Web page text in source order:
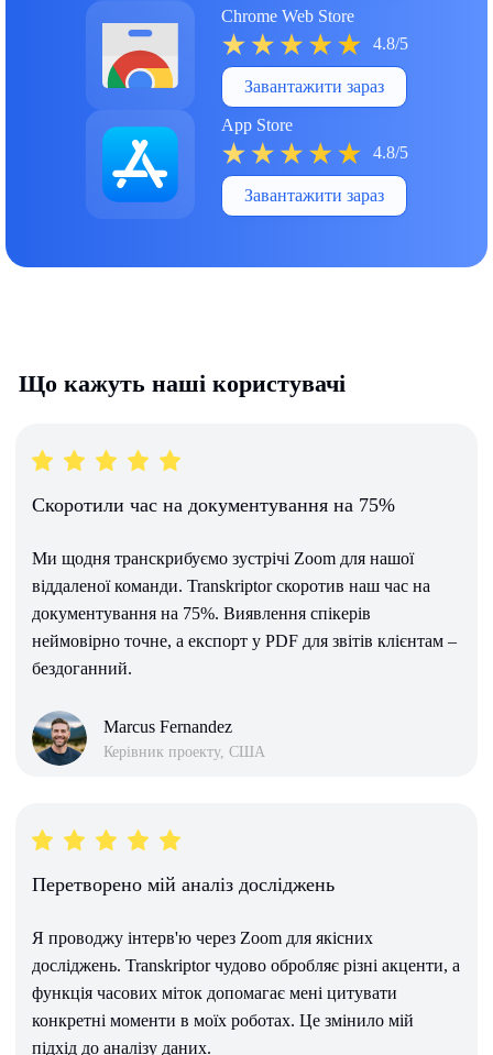
Chrome Web Store
4.8/5
Завантажити зараз
App Store
4.8/5
Завантажити зараз
Що кажуть наші користувачі
Скоротили час на документування на 75%
Ми щодня транскрибуємо зустрічі Zoom для нашої
віддаленої команди. Transkriptor скоротив наш час на
документування на 75%. Виявлення спікерів
неймовірно точне, а експорт у PDF для звітів клієнтам –
бездоганний.
Marcus Fernandez
Керівник проекту, США
Перетворено мій аналіз досліджень
Я проводжу інтерв'ю через Zoom для якісних
досліджень. Transkriptor чудово обробляє різні акценти, а
функція часових міток допомагає мені цитувати
конкретні моменти в моїх роботах. Це змінило мій
підхід до аналізу даних.